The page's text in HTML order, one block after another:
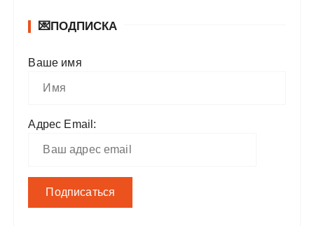
💌ПОДПИСКА
Ваше имя
Адрес Email: